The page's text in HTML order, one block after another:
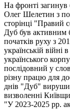
На фронті
Олег Шелетин з
сторінці "Правий
Дуб був активним
початків руху з
українській
українського
послідовний у
різну працю для
днів "Дуб"
визволенні
"У 2023-2025 рр.